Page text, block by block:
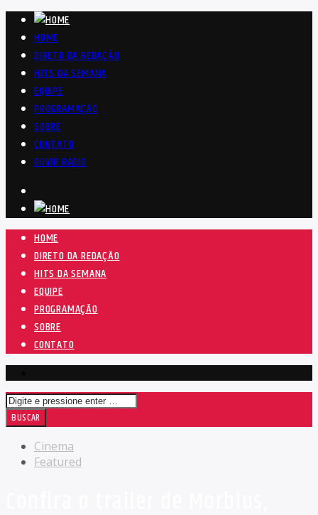
HOME
DIRETO DA REDAÇÃO
HITS DA SEMANA
EQUIPE
PROGRAMAÇÃO
SOBRE
CONTATO
OUVIR RÁDIO
HOME
DIRETO DA REDAÇÃO
HITS DA SEMANA
EQUIPE
PROGRAMAÇÃO
SOBRE
CONTATO
Cinema
Featured